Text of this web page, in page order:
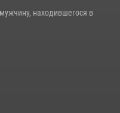
находившегося в